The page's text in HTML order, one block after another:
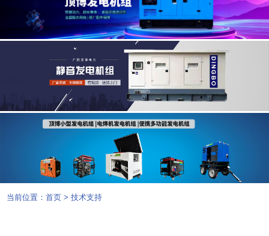
当前位置：首页 >技术支持